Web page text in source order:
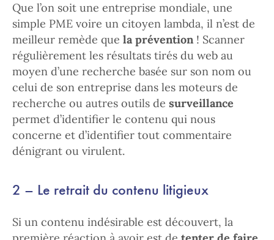
Que l’on soit une entreprise mondiale, une
simple PME voire un citoyen lambda, il n’est de
meilleur remède que la prévention ! Scanner
régulièrement les résultats tirés du web au
moyen d’une recherche basée sur son nom ou
celui de son entreprise dans les moteurs de
recherche ou autres outils de surveillance
permet d’identifier le contenu qui nous
concerne et d’identifier tout commentaire
dénigrant ou virulent.
2 – Le retrait du contenu litigieux
Si un contenu indésirable est découvert, la